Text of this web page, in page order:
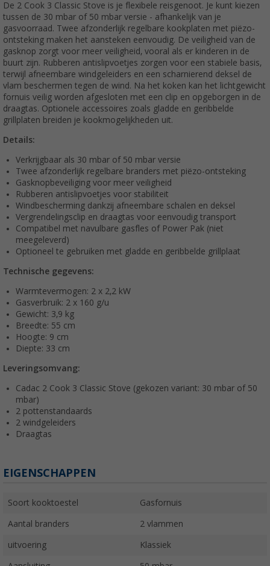
De 2 Cook 3 Classic Stove is je flexibele reisgenoot. Je kunt kiezen
tussen de 30 mbar of 50 mbar versie - afhankelijk van je
gasvoorraad. Twee afzonderlijk regelbare kookplaten met piëzo-
ontsteking maken het aansteken eenvoudig. De veiligheid van de
gasknop zorgt voor meer veiligheid, vooral als er kinderen in de
buurt zijn. Rubberen antislipvoetjes zorgen voor een stabiele basis,
terwijl afneembare windgeleiders en een scharnierend deksel de
vlam beschermen tegen de wind. Na het koken kan het lichtgewicht
fornuis veilig worden afgesloten met een clip en opgeborgen in de
draagtas. Optionele accessoires zoals gladde en geribbelde
grillplaten breiden je kookmogelijkheden uit.
Details:
Verkrijgbaar als 30 mbar of 50 mbar versie
Twee afzonderlijk regelbare branders met piëzo-ontsteking
Gasknopbeveiliging voor meer veiligheid
Rubberen antislipvoetjes voor stabiliteit
Windbescherming dankzij afneembare schalen en deksel
Vergrendelingsclip en draagtas voor eenvoudig transport
Compatibel met navulbare gasfles of Power Pak (niet
meegeleverd)
Optioneel te gebruiken met gladde en geribbelde grillplaat
Technische gegevens:
Warmtevermogen: 2 x 2,2 kW
Gasverbruik: 2 x 160 g/u
Gewicht: 3,9 kg
Breedte: 55 cm
Hoogte: 9 cm
Diepte: 33 cm
Leveringsomvang:
Cadac 2 Cook 3 Classic Stove (gekozen variant: 30 mbar of 50
mbar)
2 pottenstandaards
2 windgeleiders
Draagtas
EIGENSCHAPPEN
Soort kooktoestel Gasfornuis
Aantal branders 2 vlammen
uitvoering Klassiek